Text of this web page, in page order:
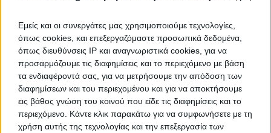
Εμείς και οι συνεργάτες μας χρησιμοποιούμε τεχνολογίες,
όπως cookies, και επεξεργαζόμαστε προσωπικά δεδομένα,
όπως διευθύνσεις IP και αναγνωριστικά cookies, για να
προσαρμόζουμε τις διαφημίσεις και το περιεχόμενο με βάση
τα ενδιαφέροντά σας, για να μετρήσουμε την απόδοση των
διαφημίσεων και του περιεχομένου και για να αποκτήσουμε
εις βάθος γνώση του κοινού που είδε τις διαφημίσεις και το
περιεχόμενο. Κάντε κλικ παρακάτω για να συμφωνήσετε με τη
χρήση αυτής της τεχνολογίας και την επεξεργασία των
Δεν βρέθηκαν αποτελέσματα.